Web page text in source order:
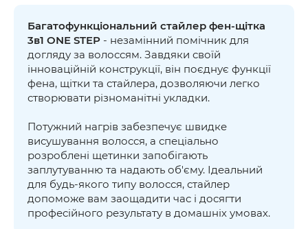
Багатофункціональний стайлер фен-щітка
3в1 ONE STEP - незамінний помічник для
догляду за волоссям. Завдяки своїй
інноваційній конструкції, він поєднує функції
фена, щітки та стайлера, дозволяючи легко
створювати різноманітні укладки.
Потужний нагрів забезпечує швидке
висушування волосся, а спеціально
розроблені щетинки запобігають
заплутуванню та надають об'єму. Ідеальний
для будь-якого типу волосся, стайлер
допоможе вам заощадити час і досягти
професійного результату в домашніх умовах.